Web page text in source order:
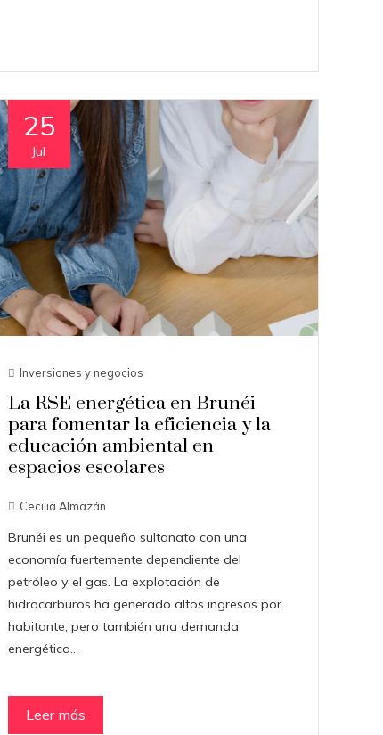
25
Jul
Inversiones y negocios
La RSE energética en Brunéi
para fomentar la eficiencia y la
educación ambiental en
espacios escolares
Cecilia Almazán
Brunéi es un pequeño sultanato con una
economía fuertemente dependiente del
petróleo y el gas. La explotación de
hidrocarburos ha generado altos ingresos por
habitante, pero también una demanda
energética…
Leer más